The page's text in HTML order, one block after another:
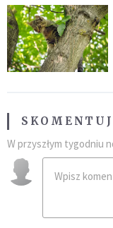
W przyszłym tygodniu